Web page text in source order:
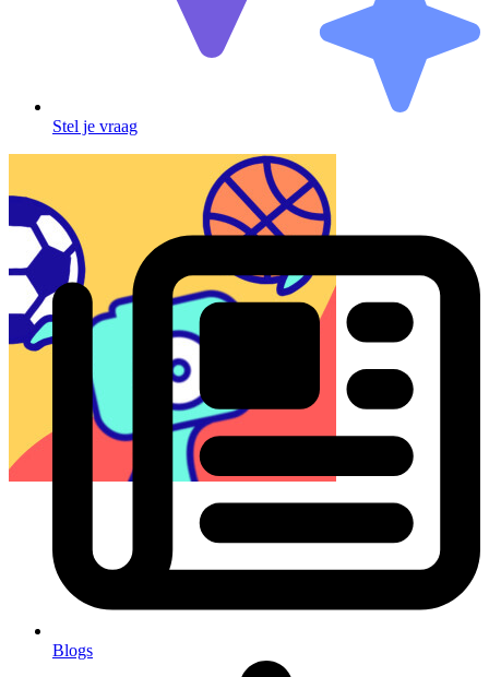
Stel je vraag
Blogs